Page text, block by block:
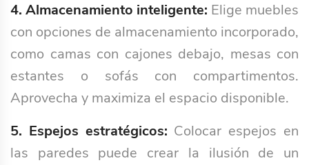
4. Almacenamiento inteligente: Elige muebles
con opciones de almacenamiento incorporado,
como camas con cajones debajo, mesas con
estantes o sofás con compartimentos.
Aprovecha y maximiza el espacio disponible.
5. Espejos estratégicos: Colocar espejos en
las paredes puede crear la ilusión de un